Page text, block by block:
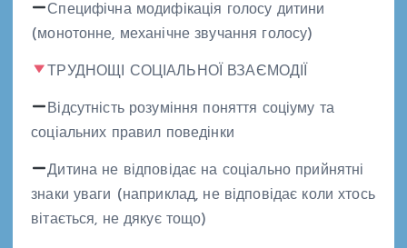
Специфічна модифікація голосу дитини
(монотонне, механічне звучання голосу)
ТРУДНОЩІ СОЦІАЛЬНОЇ ВЗАЄМОДІЇ
Відсутність розуміння поняття соціуму та
соціальних правил поведінки
Дитина не відповідає на соціально прийнятні
знаки уваги (наприклад, не відповідає коли хтось
вітається, не дякує тощо)